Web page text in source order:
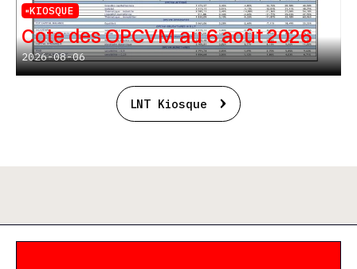
KIOSQUE
Cote des OPCVM au 6 août 2026
2026-08-06
LNT Kiosque